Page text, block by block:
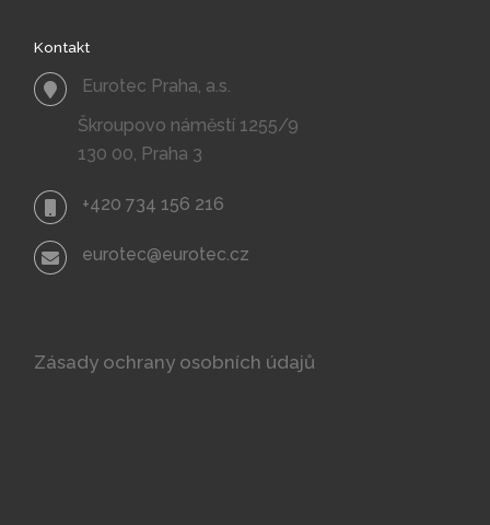
Kontakt
Eurotec Praha, a.s.
Škroupovo náměstí 1255/9
130 00, Praha 3
+420 734 156 216
eurotec@eurotec.cz
Zásady ochrany osobních údajů